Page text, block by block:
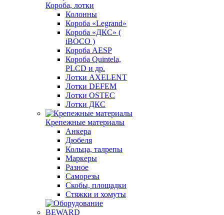
Короба, лотки
Колонны
Короба «Legrand»
Короба «ДКС» (
iBOCO )
Короба AESP
Короба Quintela,
PLCD и др.
Лотки AXELENT
Лотки DEFEM
Лотки OSTEC
Лотки ДКС
Крепежные материалы
Анкера
Дюбеля
Кольца, талрепы
Маркеры
Разное
Саморезы
Скобы, площадки
Стяжки и хомуты